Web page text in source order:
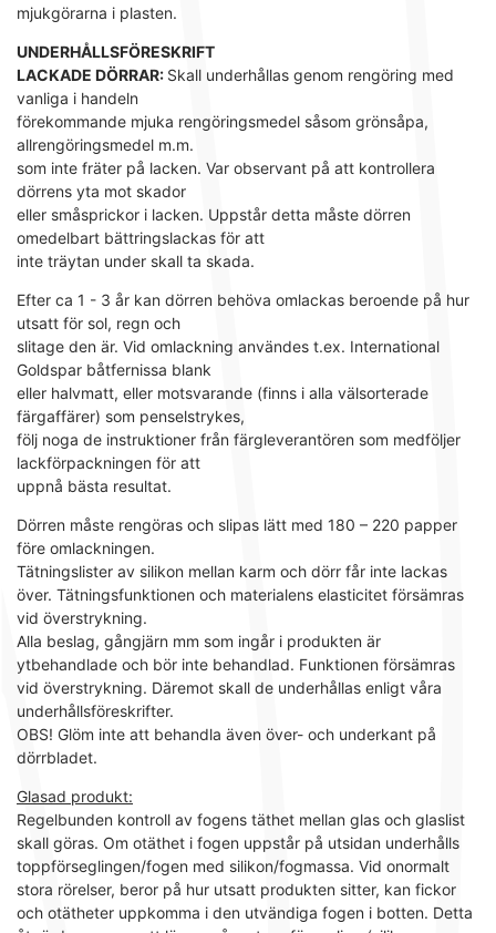
mjukgörarna i plasten.
UNDERHÅLLSFÖRESKRIFT
LACKADE DÖRRAR: Skall underhållas genom rengöring med
vanliga i handeln
förekommande mjuka rengöringsmedel såsom grönsåpa,
allrengöringsmedel m.m.
som inte fräter på lacken. Var observant på att kontrollera
dörrens yta mot skador
eller småsprickor i lacken. Uppstår detta måste dörren
omedelbart bättringslackas för att
inte träytan under skall ta skada.
Efter ca 1 - 3 år kan dörren behöva omlackas beroende på hur
utsatt för sol, regn och
slitage den är. Vid omlackning användes t.ex. International
Goldspar båtfernissa blank
eller halvmatt, eller motsvarande (finns i alla välsorterade
färgaffärer) som penselstrykes,
följ noga de instruktioner från färgleverantören som medföljer
lackförpackningen för att
uppnå bästa resultat.
Dörren måste rengöras och slipas lätt med 180 – 220 papper
före omlackningen.
Tätningslister av silikon mellan karm och dörr får inte lackas
över. Tätningsfunktionen och materialens elasticitet försämras
vid överstrykning.
Alla beslag, gångjärn mm som ingår i produkten är
ytbehandlade och bör inte behandlad. Funktionen försämras
vid överstrykning. Däremot skall de underhållas enligt våra
underhållsföreskrifter.
OBS! Glöm inte att behandla även över- och underkant på
dörrbladet.
Glasad produkt:
Regelbunden kontroll av fogens täthet mellan glas och glaslist
skall göras. Om otäthet i fogen uppstår på utsidan underhålls
toppförseglingen/fogen med silikon/fogmassa. Vid onormalt
stora rörelser, beror på hur utsatt produkten sitter, kan fickor
och otätheter uppkomma i den utvändiga fogen i botten. Detta